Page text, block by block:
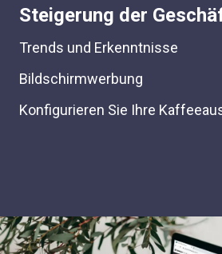
Steigerung der
Trends und Erkenntnisse
Bildschirmwerbung
Konfigurieren Sie Ihre